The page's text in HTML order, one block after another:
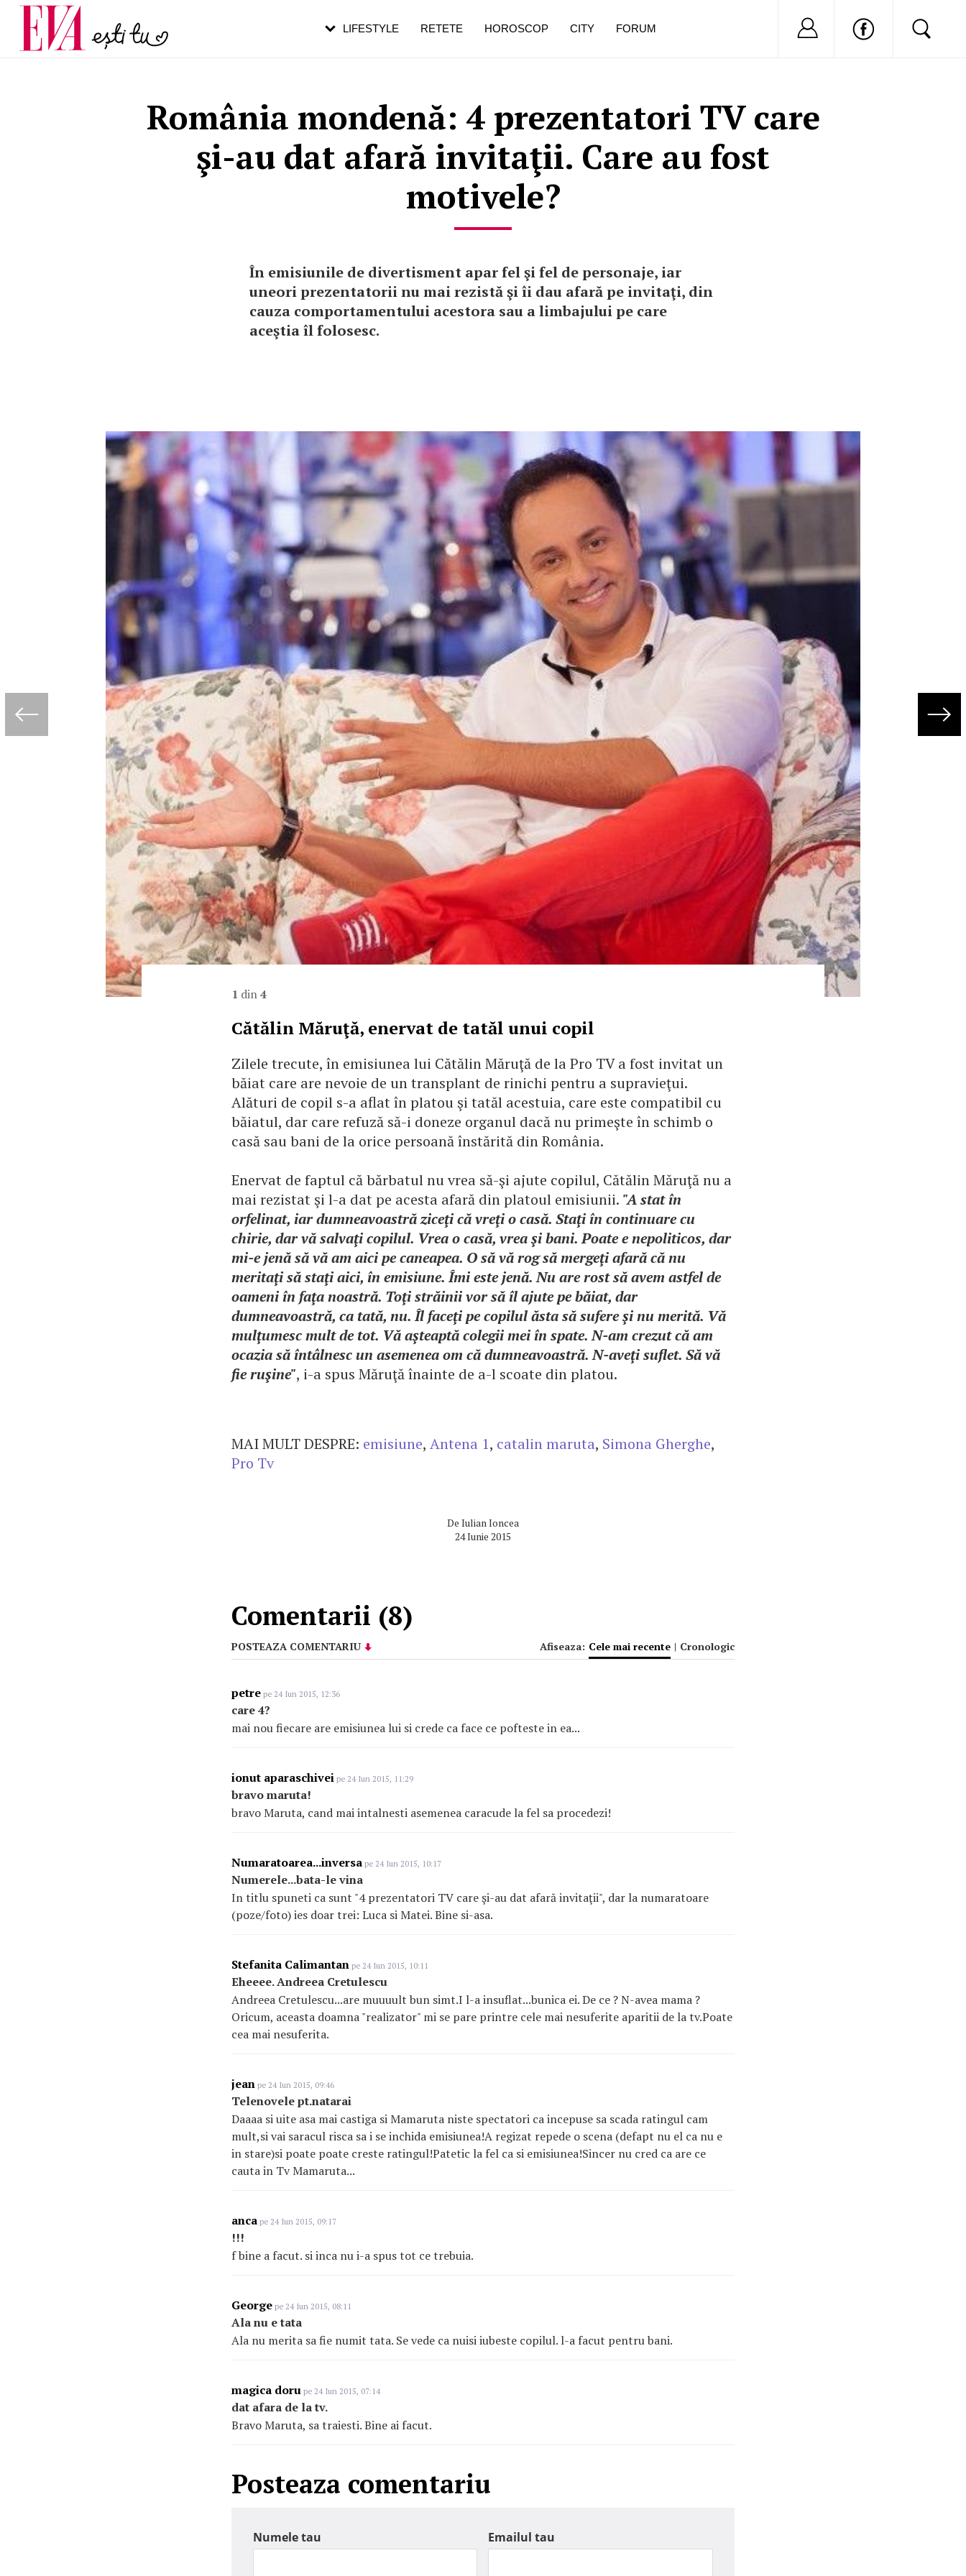
România mondenă: 4 prezentatori TV care
şi-au dat afară invitaţii. Care au fost
motivele?
În emisiunile de divertisment apar fel şi fel de personaje, iar
uneori prezentatorii nu mai rezistă şi îi dau afară pe invitaţi, din
cauza comportamentului acestora sau a limbajului pe care
aceştia îl folosesc.
1 din4
Cătălin Măruţă, enervat de tatăl unui copil
Zilele trecute, în emisiunea lui Cătălin Măruţă de la Pro TV a fost invitat un
băiat care are nevoie de un transplant de rinichi pentru a supravieţui.
Alături de copil s-a aflat în platou şi tatăl acestuia, care este compatibil cu
băiatul, dar care refuză să-i doneze organul dacă nu primeşte în schimb o
casă sau bani de la orice persoană înstărită din România.
Enervat de faptul că bărbatul nu vrea să-şi ajute copilul, Cătălin Măruţă nu a
mai rezistat şi l-a dat pe acesta afară din platoul emisiunii. "A stat în
orfelinat, iar dumneavoastră ziceţi că vreţi o casă. Staţi în continuare cu
chirie, dar vă salvaţi copilul. Vrea o casă, vrea şi bani. Poate e nepoliticos, dar
mi-e jenă să vă am aici pe caneapea. O să vă rog să mergeţi afară că nu
meritaţi să staţi aici, în emisiune. Îmi este jenă. Nu are rost să avem astfel de
oameni în faţa noastră. Toţi străinii vor să îl ajute pe băiat, dar
dumneavoastră, ca tată, nu. Îl faceţi pe copilul ăsta să sufere şi nu merită. Vă
mulţumesc mult de tot. Vă aşteaptă colegii mei în spate. N-am crezut că am
ocazia să întâlnesc un asemenea om că dumneavoastră. N-aveţi suflet. Să vă
fie ruşine", i-a spus Măruţă înainte de a-l scoate din platou.
MAI MULT DESPRE: emisiune, Antena 1, catalin maruta, Simona Gherghe,
Pro Tv
De Iulian Ioncea
24 Iunie 2015
Comentarii (8)
POSTEAZA COMENTARIU Afiseaza: Cele mai recente | Cronologic
petre pe 24 Iun 2015, 12:36
care 4?
mai nou fiecare are emisiunea lui si crede ca face ce pofteste in ea...
ionut aparaschivei pe 24 Iun 2015, 11:29
bravo maruta!
bravo Maruta, cand mai intalnesti asemenea caracude la fel sa procedezi!
Numaratoarea...inversa pe 24 Iun 2015, 10:17
Numerele...bata-le vina
In titlu spuneti ca sunt "4 prezentatori TV care şi-au dat afară invitaţii", dar la numaratoare
(poze/foto) ies doar trei: Luca si Matei. Bine si-asa.
Stefanita Calimantan pe 24 Iun 2015, 10:11
Eheeee. Andreea Cretulescu
Andreea Cretulescu...are muuuult bun simt.I l-a insuflat...bunica ei. De ce ? N-avea mama ?
Oricum, aceasta doamna "realizator" mi se pare printre cele mai nesuferite aparitii de la tv.Poate
cea mai nesuferita.
jean pe 24 Iun 2015, 09:46
Telenovele pt.natarai
Daaaa si uite asa mai castiga si Mamaruta niste spectatori ca incepuse sa scada ratingul cam
mult,si vai saracul risca sa i se inchida emisiunea!A regizat repede o scena (defapt nu el ca nu e
in stare)si poate poate creste ratingul!Patetic la fel ca si emisiunea!Sincer nu cred ca are ce
cauta in Tv Mamaruta...
anca pe 24 Iun 2015, 09:17
!!!
f bine a facut. si inca nu i-a spus tot ce trebuia.
George pe 24 Iun 2015, 08:11
Ala nu e tata
Ala nu merita sa fie numit tata. Se vede ca nuisi iubeste copilul. l-a facut pentru bani.
magica doru pe 24 Iun 2015, 07:14
dat afara de la tv.
Bravo Maruta, sa traiesti. Bine ai facut.
Posteaza comentariu
Numele tau Emailul tau
LIFESTYLE RETETE HOROSCOP CITY FORUM Nu ai cont?
Carieră
Actualitate
pe măsură ce înaintezi în vârstă
de dureroasă este investigația